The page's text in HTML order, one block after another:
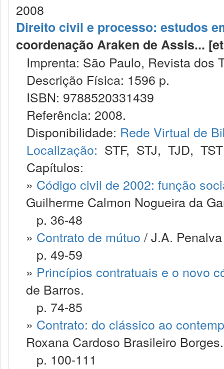
2008
Direito civil e processo: estudos
coordenação Araken de Assis...
Imprenta: São Paulo, Revista dos
Descrição Física: 1596 p.
ISBN: 9788520331439
Referência: 2008.
Disponibilidade: Rede Virtual de
Localização: STF, STJ, TJD, TST
Capítulos:
» Código civil de 2002: função
Guilherme Calmon Nogueira da
p. 36-48
» Contrato de mútuo / J.A.
p. 49-59
» Princípios contratuais e o novo
de Barros.
p. 74-85
» Contrato: do clássico ao
Roxana Cardoso Brasileiro Borges.
p. 100-111